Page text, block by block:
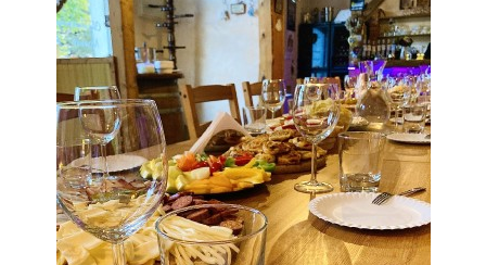
OTEVÍRACÍ DOBA
DÁRKOVÉ POUKAZY + REZERVACE
DEGUSTACE A PIJÁNOFKOVÉ AKCE
FOTOALBUM